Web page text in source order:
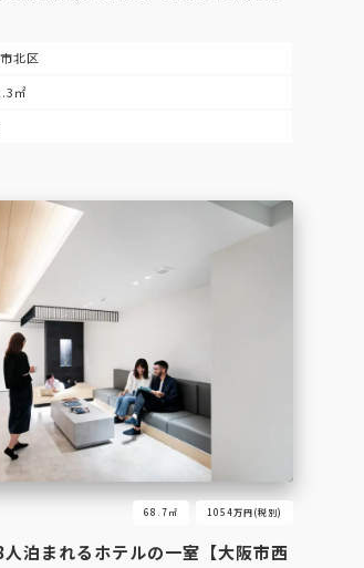
北区
㎡
68.7㎡ 1054万円(税別)
泊まれるホテルの一室【大阪市西